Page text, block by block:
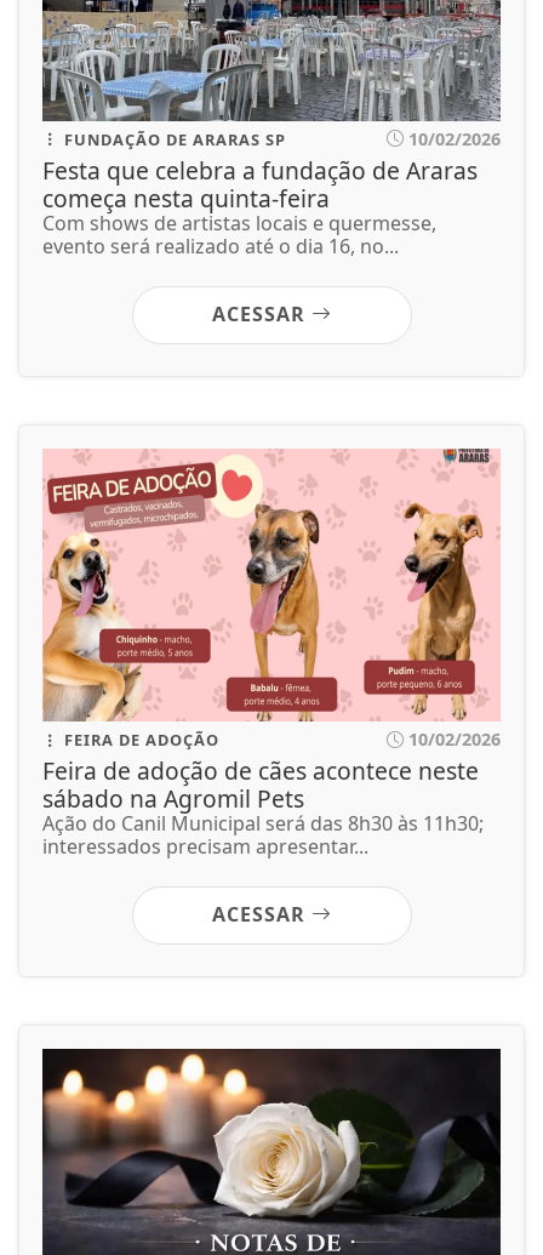
FUNDAÇÃO DE ARARAS SP 10/02/2026
Festa que celebra a fundação de Araras
começa nesta quinta-feira
Com shows de artistas locais e quermesse,
evento será realizado até o dia 16, no...
ACESSAR
FEIRA DE ADOÇÃO 10/02/2026
Feira de adoção de cães acontece neste
sábado na Agromil Pets
Ação do Canil Municipal será das 8h30 às 11h30;
interessados precisam apresentar...
ACESSAR